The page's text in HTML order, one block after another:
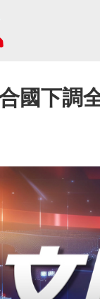
國下調